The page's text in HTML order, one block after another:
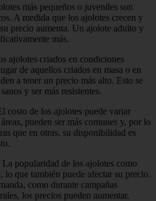
más pequeños o juveniles son
A medida que los ajolotes crecen y
precio aumenta. Un ajolote adulto y
más.
ajolotes criados en condiciones
de aquellos criados en masa o en
a tener un precio más alto. Esto se
y ser más resistentes.
costo de los ajolotes puede variar
pueden ser más comunes y, por lo
que en otras, su disponibilidad es
La popularidad de los ajolotes como
lo que también puede afectar su precio.
como durante campañas
los precios pueden aumentar.